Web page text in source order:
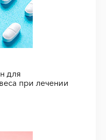
для
при лечении